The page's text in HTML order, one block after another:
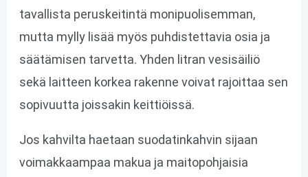
tavallista peruskeitintä monipuolisemman,
mutta mylly lisää myös puhdistettavia osia ja
säätämisen tarvetta. Yhden litran vesisäiliö
sekä laitteen korkea rakenne voivat rajoittaa sen
sopivuutta joissakin keittiöissä.
Jos kahvilta haetaan suodatinkahvin sijaan
voimakkaampaa makua ja maitopohjaisia